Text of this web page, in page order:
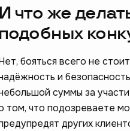
И что же
подобных
бояться всего не
и
суммы за
том, что подозреваете
других